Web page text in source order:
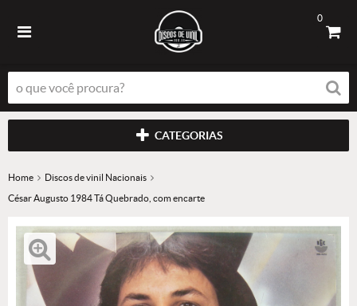
0
CATEGORIAS
Home
Discos de vinil Nacionais
César Augusto 1984 Tá Quebrado, com encarte